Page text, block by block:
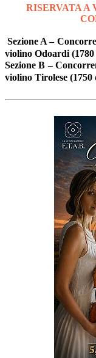
RISERVATA A
Sezione A –
violino Odoardi (1780
Sezione B –
violino Tirolese (1750